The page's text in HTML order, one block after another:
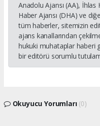
Anadolu Ajansı (AA),
Haber Ajansı (DHA) ve
tüm haberler, sitemizin
ajans kanallarından
hukuki muhataplar haberi
bir editörü sorumlu
Okuyucu Yorumları (0)